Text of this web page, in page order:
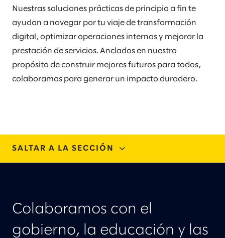
Nuestras soluciones prácticas de principio a fin te
ayudan a navegar por tu viaje de transformación
digital, optimizar operaciones internas y mejorar la
prestación de servicios. Anclados en nuestro
propósito de construir mejores futuros para todos,
colaboramos para generar un impacto duradero.
SALTAR A LA SECCIÓN
EVENTOS
LÍDERES
Colaboramos con el
gobierno, la educación y las